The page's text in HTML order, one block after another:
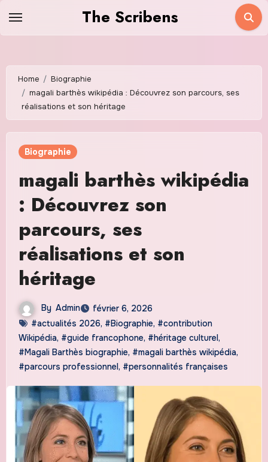
The Scribens
Home
Biographie
magali barthès wikipédia : Découvrez son parcours, ses
réalisations et son héritage
Biographie
magali barthès wikipédia
: Découvrez son
parcours, ses
réalisations et son
héritage
By Admin
février 6, 2026
#actualités 2026, #Biographie, #contribution
Wikipédia, #guide francophone, #héritage culturel,
#Magali Barthès biographie, #magali barthès wikipédia,
#parcours professionnel, #personnalités françaises